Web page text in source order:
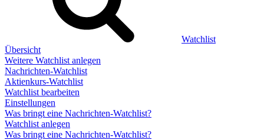
Watchlist
Übersicht
Weitere Watchlist anlegen
Nachrichten-Watchlist
Aktienkurs-Watchlist
Watchlist bearbeiten
Einstellungen
Was bringt eine Nachrichten-Watchlist?
Watchlist anlegen
Was bringt eine Nachrichten-Watchlist?